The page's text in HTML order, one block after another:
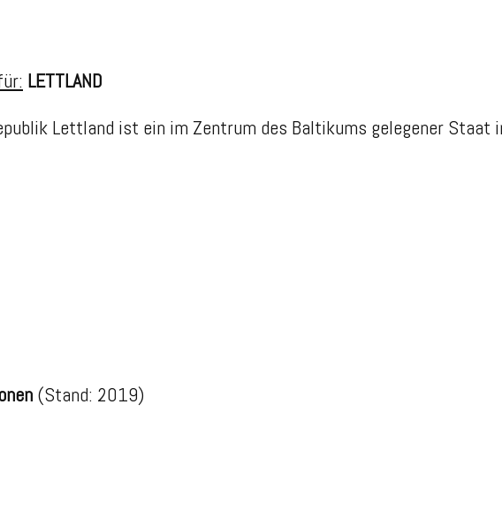
LETTLAND
Lettland ist ein im Zentrum des Baltikums gelegener Staat
(Stand: 2019)